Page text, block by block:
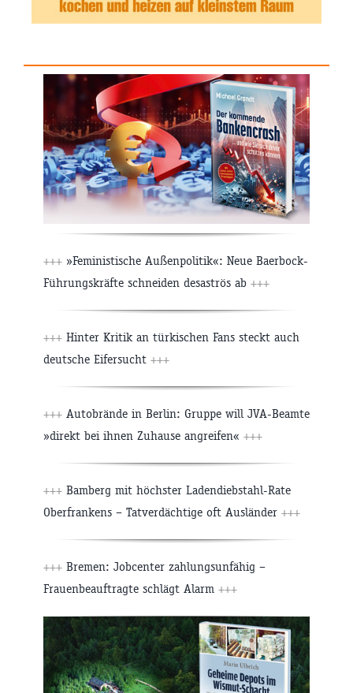
+++ »Feministische Außenpolitik«: Neue Baerbock-
Führungskräfte schneiden desaströs ab +++
+++ Hinter Kritik an türkischen Fans steckt auch
deutsche Eifersucht +++
+++ Autobrände in Berlin: Gruppe will JVA-Beamte
»direkt bei ihnen Zuhause angreifen« +++
+++ Bamberg mit höchster Ladendiebstahl-Rate
Oberfrankens – Tatverdächtige oft Ausländer +++
+++ Bremen: Jobcenter zahlungsunfähig –
Frauenbeauftragte schlägt Alarm +++